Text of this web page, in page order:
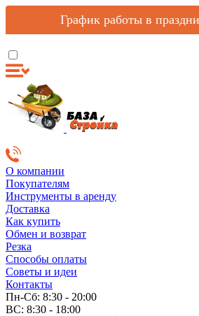
График работы в
О компании
Покупателям
Инструменты в аренду
Доставка
Как купить
Обмен и возврат
Резка
Способы оплаты
Советы и идеи
Контакты
Пн-Сб: 8:30 - 20:00
ВС: 8:30 - 18:00